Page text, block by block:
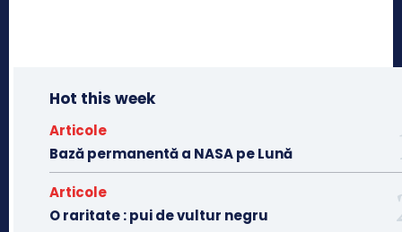
Hot this week
Articole
Bază permanentă a NASA pe Lună
Articole
O raritate : pui de vultur negru